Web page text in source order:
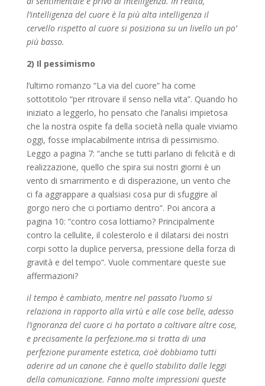
l’intelligenza del cuore è la più alta intelligenza il
cervello rispetto al cuore si posiziona su un livello un po’
più basso.
2) Il pessimismo
l’ultimo romanzo “La via del cuore“ ha come
sottotitolo “per ritrovare il senso nella vita”. Quando ho
iniziato a leggerlo, ho pensato che l’analisi impietosa
che la nostra ospite fa della società nella quale viviamo
oggi, fosse implacabilmente intrisa di pessimismo.
Leggo a pagina 7: “anche se tutti parlano di felicità e di
realizzazione, quello che spira sui nostri giorni è un
vento di smarrimento e di disperazione, un vento che
ci fa aggrappare a qualsiasi cosa pur di sfuggire al
gorgo nero che ci portiamo dentro“. Poi ancora a
pagina 10: “contro cosa lottiamo? Principalmente
contro la cellulite, il colesterolo e il dilatarsi dei nostri
corpi sotto la duplice perversa, pressione della forza di
gravità e del tempo“. Vuole commentare queste sue
affermazioni?
il tempo è cambiato, mentre nel passato l’uomo si
relaziona in rapporto alla virtù e alle cose belle, adesso
l’ignoranza del cuore ci ha portato a coltivare altre cose,
e precisamente la perfezione.ma si tratta di una
perfezione puramente estetica, cioè dobbiamo tutti
aderire ad un canone che è quello stabilito dalle leggi
della comunicazione. Fanno molte impressioni queste